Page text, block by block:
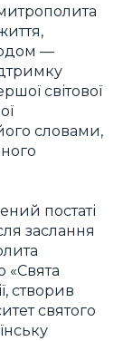
—
світової
словами,
постаті
заслання
«Свята
створив
святого